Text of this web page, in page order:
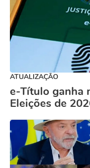
ATUALIZAÇÃO
e-Título ganha
Eleições de